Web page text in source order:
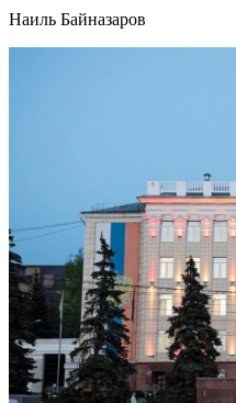
Наиль Байназаров